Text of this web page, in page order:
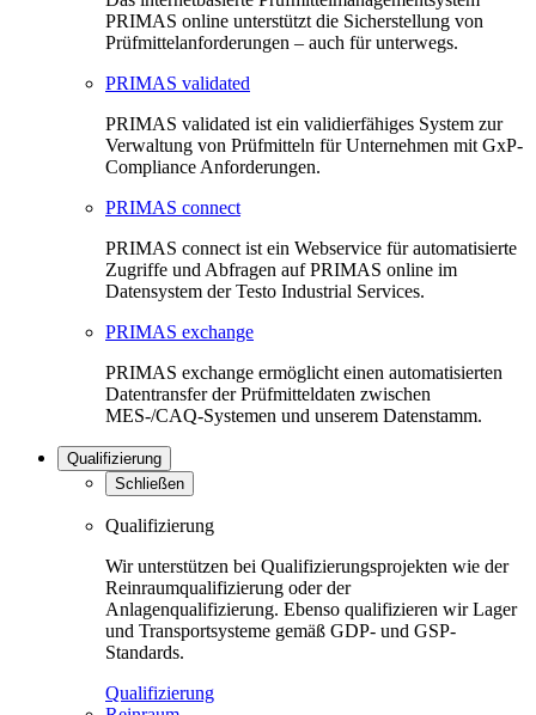
PRIMAS online unterstützt die Sicherstellung von
Prüfmittelanforderungen – auch für unterwegs.
PRIMAS validated
PRIMAS validated ist ein validierfähiges System zur
Verwaltung von Prüfmitteln für Unternehmen mit GxP-
Compliance Anforderungen.
PRIMAS connect
PRIMAS connect ist ein Webservice für automatisierte
Zugriffe und Abfragen auf PRIMAS online im
Datensystem der Testo Industrial Services.
PRIMAS exchange
PRIMAS exchange ermöglicht einen automatisierten
Datentransfer der Prüfmitteldaten zwischen
MES-/CAQ-Systemen und unserem Datenstamm.
Qualifizierung
Schließen
Qualifizierung
Wir unterstützen bei Qualifizierungsprojekten wie der
Reinraumqualifizierung oder der
Anlagenqualifizierung. Ebenso qualifizieren wir Lager
und Transportsysteme gemäß GDP- und GSP-
Standards.
Qualifizierung